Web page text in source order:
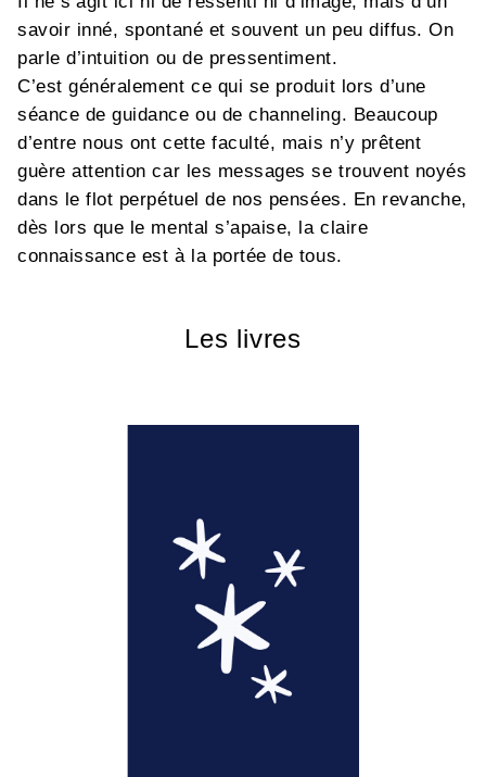
savoir inné, spontané et souvent un peu diffus. On
parle d’intuition ou de pressentiment.
C’est généralement ce qui se produit lors d’une
séance de guidance ou de channeling. Beaucoup
d’entre nous ont cette faculté, mais n’y prêtent
guère attention car les messages se trouvent noyés
dans le flot perpétuel de nos pensées. En revanche,
dès lors que le mental s’apaise, la claire
connaissance est à la portée de tous.
Les livres